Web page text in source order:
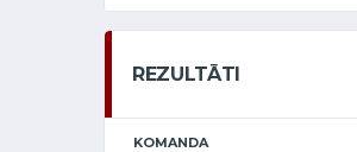
REZULTĀTI
KOMANDA